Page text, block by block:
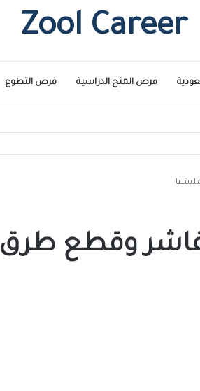
Zool Career
فرص المنح الدراسية فرص التطوع
وقطع طرق